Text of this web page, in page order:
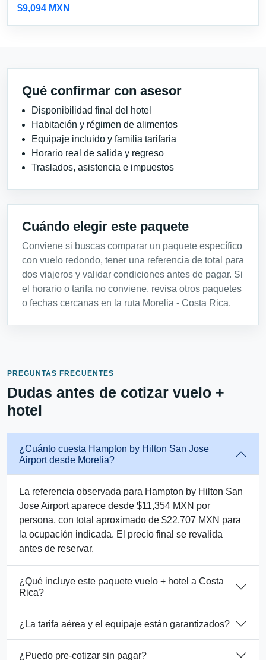
$9,094 MXN
Qué confirmar con asesor
Disponibilidad final del hotel
Habitación y régimen de alimentos
Equipaje incluido y familia tarifaria
Horario real de salida y regreso
Traslados, asistencia e impuestos
Cuándo elegir este paquete
Conviene si buscas comparar un paquete específico
con vuelo redondo, tener una referencia de total para
dos viajeros y validar condiciones antes de pagar. Si
el horario o tarifa no conviene, revisa otros paquetes
o fechas cercanas en la ruta Morelia - Costa Rica.
PREGUNTAS FRECUENTES
Dudas antes de cotizar vuelo +
hotel
¿Cuánto cuesta Hampton by Hilton San Jose
Airport desde Morelia?
La referencia observada para Hampton by Hilton San
Jose Airport aparece desde $11,354 MXN por
persona, con total aproximado de $22,707 MXN para
la ocupación indicada. El precio final se revalida
antes de reservar.
¿Qué incluye este paquete vuelo + hotel a Costa
Rica?
¿La tarifa aérea y el equipaje están garantizados?
¿Puedo pre-cotizar sin pagar?